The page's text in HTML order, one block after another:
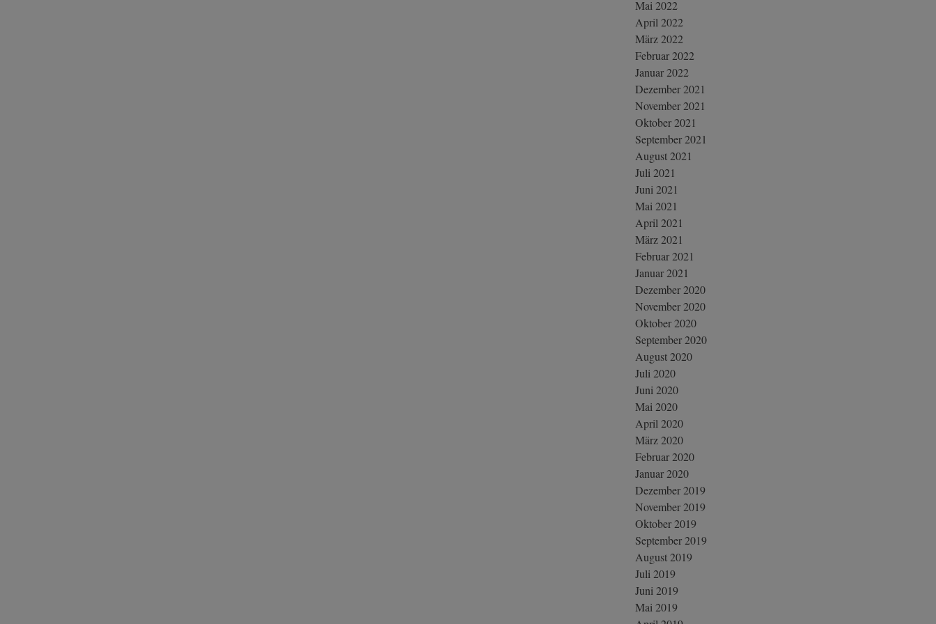
Mai 2022
April 2022
März 2022
Februar 2022
Januar 2022
Dezember 2021
November 2021
Oktober 2021
September 2021
August 2021
Juli 2021
Juni 2021
Mai 2021
April 2021
März 2021
Februar 2021
Januar 2021
Dezember 2020
November 2020
Oktober 2020
September 2020
August 2020
Juli 2020
Juni 2020
Mai 2020
April 2020
März 2020
Februar 2020
Januar 2020
Dezember 2019
November 2019
Oktober 2019
September 2019
August 2019
Juli 2019
Juni 2019
Mai 2019